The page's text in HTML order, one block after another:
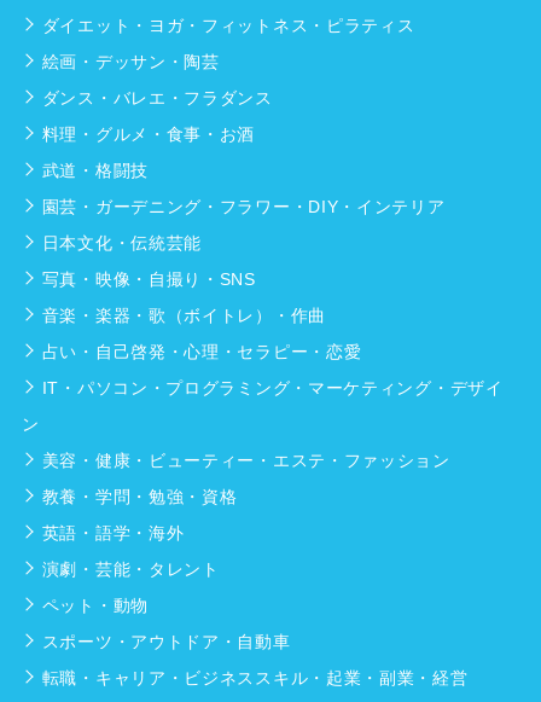
ダイエット・ヨガ・フィットネス・ピラティス
絵画・デッサン・陶芸
ダンス・バレエ・フラダンス
料理・グルメ・食事・お酒
武道・格闘技
園芸・ガーデニング・フラワー・DIY・インテリア
日本文化・伝統芸能
写真・映像・自撮り・SNS
音楽・楽器・歌（ボイトレ）・作曲
占い・自己啓発・心理・セラピー・恋愛
IT・パソコン・プログラミング・マーケティング・デザイ
ン
美容・健康・ビューティー・エステ・ファッション
教養・学問・勉強・資格
英語・語学・海外
演劇・芸能・タレント
ペット・動物
スポーツ・アウトドア・自動車
転職・キャリア・ビジネススキル・起業・副業・経営